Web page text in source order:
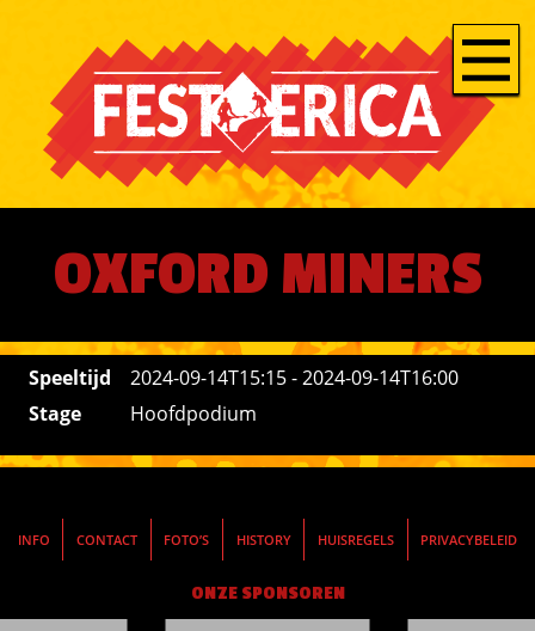
OXFORD MINERS
Speeltijd
2024-09-14T15:15 - 2024-09-14T16:00
Stage
Hoofdpodium
INFO CONTACT FOTO’S HISTORY HUISREGELS PRIVACYBELEID
ONZE SPONSOREN